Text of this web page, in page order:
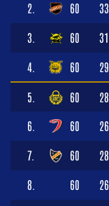
2. 60 33
3. 60 31
4. 60 29
5. 60 28
6. 60 26
7. 60 28
8. 60 26